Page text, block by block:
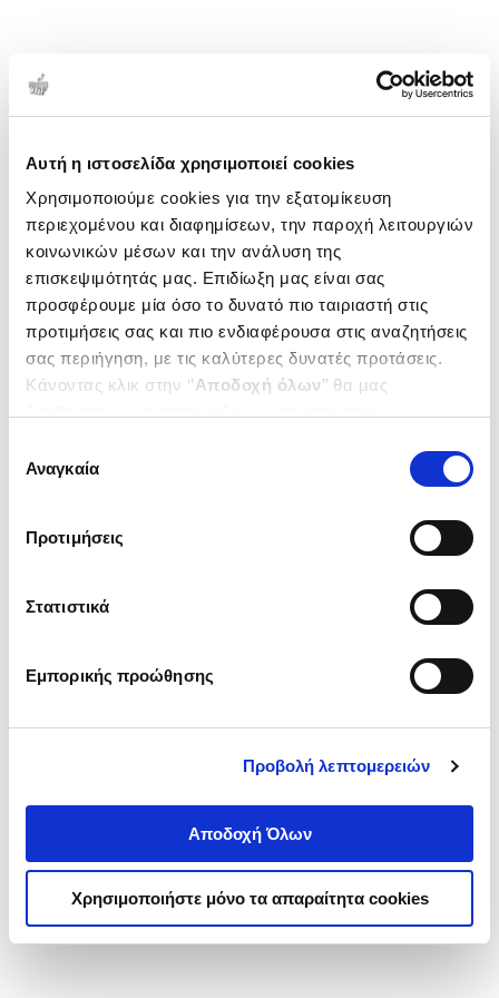
Αυτή η ιστοσελίδα χρησιμοποιεί cookies
Χρησιμοποιούμε cookies για την εξατομίκευση
περιεχομένου και διαφημίσεων, την παροχή λειτουργιών
κοινωνικών μέσων και την ανάλυση της
επισκεψιμότητάς μας. Επιδίωξη μας είναι σας
προσφέρουμε μία όσο το δυνατό πιο ταιριαστή στις
προτιμήσεις σας και πιο ενδιαφέρουσα στις αναζητήσεις
σας περιήγηση, με τις καλύτερες δυνατές προτάσεις.
Κάνοντας κλικ στην ‘’Αποδοχή όλων’’ θα μας
ενδιαφέρουν και να επιλέξετε από τα παρακάτω με την
΄΄και να ενημερωθείτε σχετικά με
συγκατάθεσης
Αναγκαία
Προτιμήσεις
Στατιστικά
Εμπορικής προώθησης
Προβολή λεπτομερειών
Αποδοχή Όλων
Χρησιμοποιήστε μόνο τα απαραίτητα cookies